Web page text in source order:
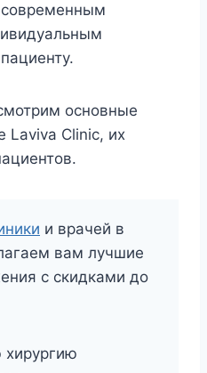
основные
Laviva Clinic, их
и врачей в
вам лучшие
с скидками до
хирургию